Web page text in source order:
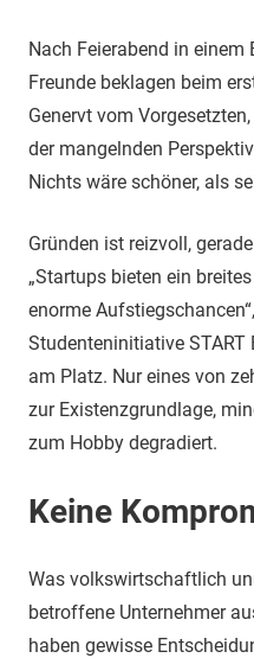
Nach Feierabend in einem
Freunde beklagen beim
Genervt vom
der mangelnden
Nichts wäre schöner, als
Gründen ist reizvoll,
„Startups bieten ein
enorme
Studenteninitiative START
am Platz. Nur eines von
zur Existenzgrundlage,
zum Hobby degradiert.
Keine
Was volkswirtschaftlich
betroffene Unternehmer
haben gewisse